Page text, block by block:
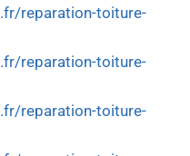
reparation-toiture-
reparation-toiture-
reparation-toiture-